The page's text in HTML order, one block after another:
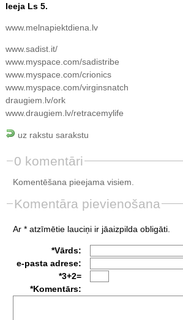
Ieeja Ls 5.
www.melnapiektdiena.lv
www.sadist.it/
www.myspace.com/sadistribe
www.myspace.com/crionics
www.myspace.com/virginsnatch
draugiem.lv/ork
www.draugiem.lv/retracemylife
uz rakstu sarakstu
0 komentāri
Komentēšana pieejama visiem.
Komentāra pievienošana
Ar * atzīmētie lauciņi ir jāaizpilda obligāti.
*Vārds:
e-pasta adrese:
*3+2=
*Komentārs: